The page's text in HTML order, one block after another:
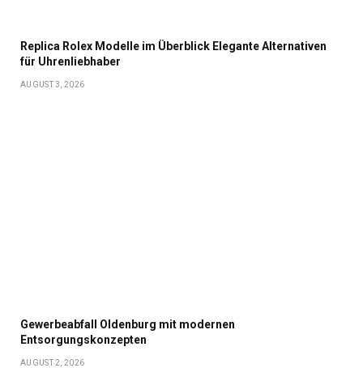
Replica Rolex Modelle im Überblick Elegante Alternativen
für Uhrenliebhaber
AUGUST 3, 2026
Gewerbeabfall Oldenburg mit modernen
Entsorgungskonzepten
AUGUST 2, 2026